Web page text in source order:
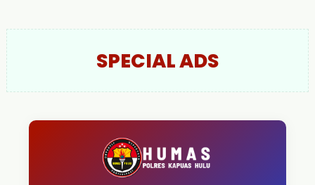
SPECIAL ADS